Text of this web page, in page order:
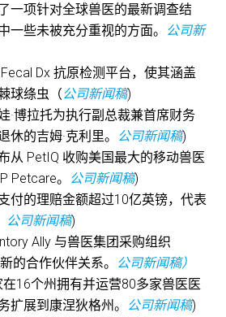
一项针对全球兽医的最新调查结
一些未被充分重视的方面。 公司新
Dx 抗原检测平台，使其涵盖
球绦虫（公司新闻稿)
·博拉托为执行副总裁兼首席财务
休的吉姆·克利里。 公司新闻稿)
从 PetIQ 收购美国最大的移动兽医
Petcare。 公司新闻稿)
付的理赔金额超过10亿英镑，代表
公司新闻稿)
Ally 与兽医集团采购组织
的合作伙伴关系。 公司新闻稿）
在16个州拥有并运营80多家兽医医
扩展到康涅狄格州。 公司新闻稿)